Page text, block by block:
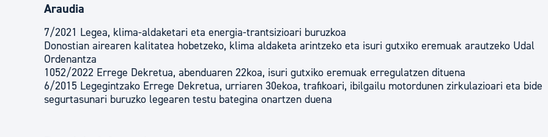
Araudia
7/2021 Legea, klima-aldaketari eta energia-trantsizioari buruzkoa
Donostian airearen kalitatea hobetzeko, klima aldaketa arintzeko eta isuri gutxiko eremuak arautzeko Udal
Ordenantza
1052/2022 Errege Dekretua, abenduaren 22koa, isuri gutxiko eremuak erregulatzen dituena
6/2015 Legegintzako Errege Dekretua, urriaren 30ekoa, trafikoari, ibilgailu motordunen zirkulazioari eta bide
segurtasunari buruzko legearen testu bategina onartzen duena